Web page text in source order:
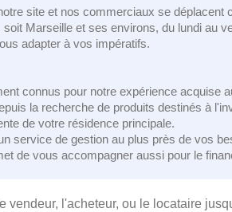
site et nos commerciaux se déplacent
Marseille et ses environs, du lundi au
adapter à vos impératifs.
connus pour notre expérience acquise
la recherche de produits destinés à
de votre résidence principale.
service de gestion au plus près de vos
de vous accompagner aussi pour le
vendeur, l'acheteur, ou le locataire